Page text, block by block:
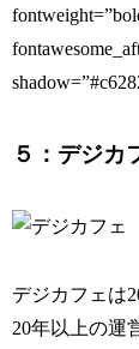
５：デジカ
デジカフェは
20年以上の運